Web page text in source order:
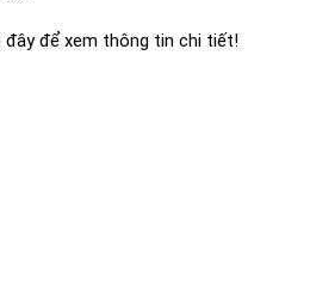
đây để xem thông tin chi tiết!